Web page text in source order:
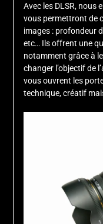
Avec les DLSR, nous
vous permettront de
images : profondeur
etc… Ils offrent une
notamment grâce à
changer l’objectif de
vous ouvrent les
technique, créatif